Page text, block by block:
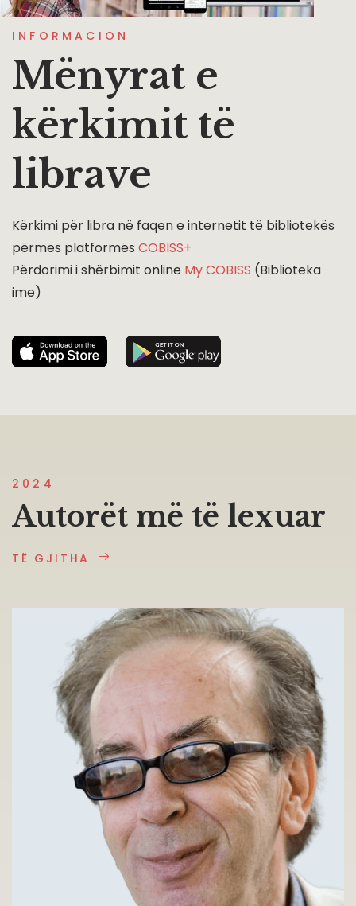
INFORMACION
Mënyrat e
kërkimit të
librave
Kërkimi për libra në faqen e internetit të bibliotekës
përmes platformës COBISS+
Përdorimi i shërbimit online My COBISS (Biblioteka
ime)
2024
Autorët më të lexuar
TË GJITHA